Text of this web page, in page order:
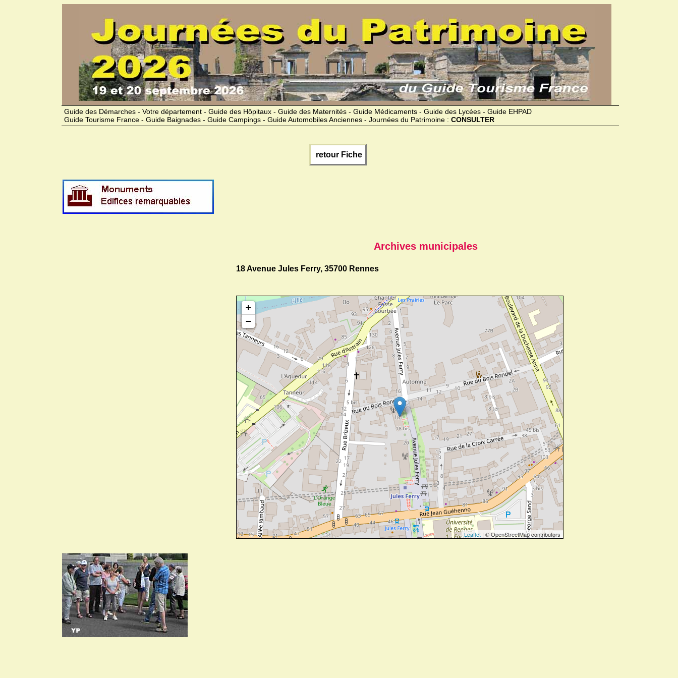
Guide des Démarches - Votre département - Guide des Hôpitaux - Guide des Maternités - Guide Médicaments - Guide des Lycées - Guide EHPAD
Guide Tourisme France - Guide Baignades - Guide Campings - Guide Automobiles Anciennes - Journées du Patrimoine : CONSULTER
retour Fiche
Archives municipales
18 Avenue Jules Ferry, 35700 Rennes
+
−
Leaflet| © OpenStreetMap contributors